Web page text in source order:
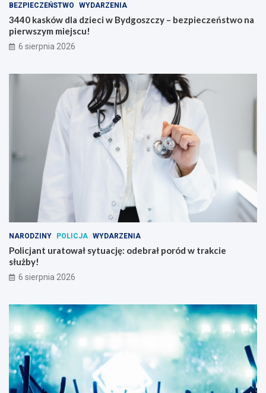
BEZPIECZEŃSTWO WYDARZENIA
3440 kasków dla dzieci w Bydgoszczy – bezpieczeństwo na
pierwszym miejscu!
6 sierpnia 2026
NARODZINY POLICJA WYDARZENIA
Policjant uratował sytuację: odebrał poród w trakcie
służby!
6 sierpnia 2026